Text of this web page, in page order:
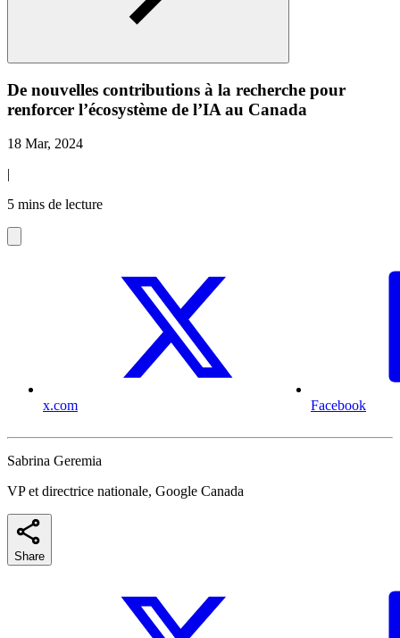
De nouvelles contributions à la recherche pour
renforcer l’écosystème de l’IA au Canada
18 Mar, 2024
|
5 mins de lecture
x.com Facebook
Sabrina Geremia
VP et directrice nationale, Google Canada
Share